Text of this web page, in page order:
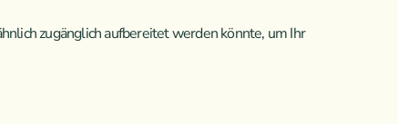
zugänglich aufbereitet werden könnte, um Ihr